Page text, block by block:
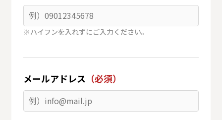
※ハイフンを入れずにご入力ください。
メールアドレス （必須）